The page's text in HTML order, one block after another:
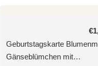
Geburtstagskarte
Gänseblümchen mit